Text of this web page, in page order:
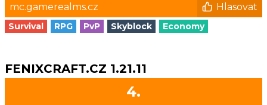
mc.gamerealms.cz
Hlasovat
Survival RPG PvP Skyblock Economy
FENIXCRAFT.CZ 1.21.11
4.